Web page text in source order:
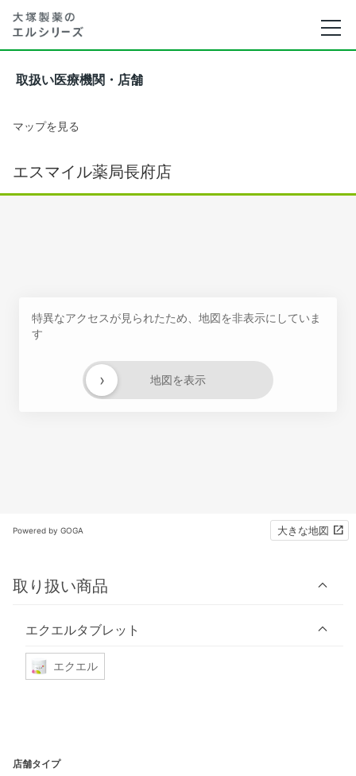
取扱い医療機関・店舗
マップを見る
エスマイル薬局長府店
特異なアクセスが見られたため、地図を非表示にしていま
す
地図を表示
›
Powered by GOGA 大きな地図
取り扱い商品
エクエルタブレット
エクエル
店舗タイプ